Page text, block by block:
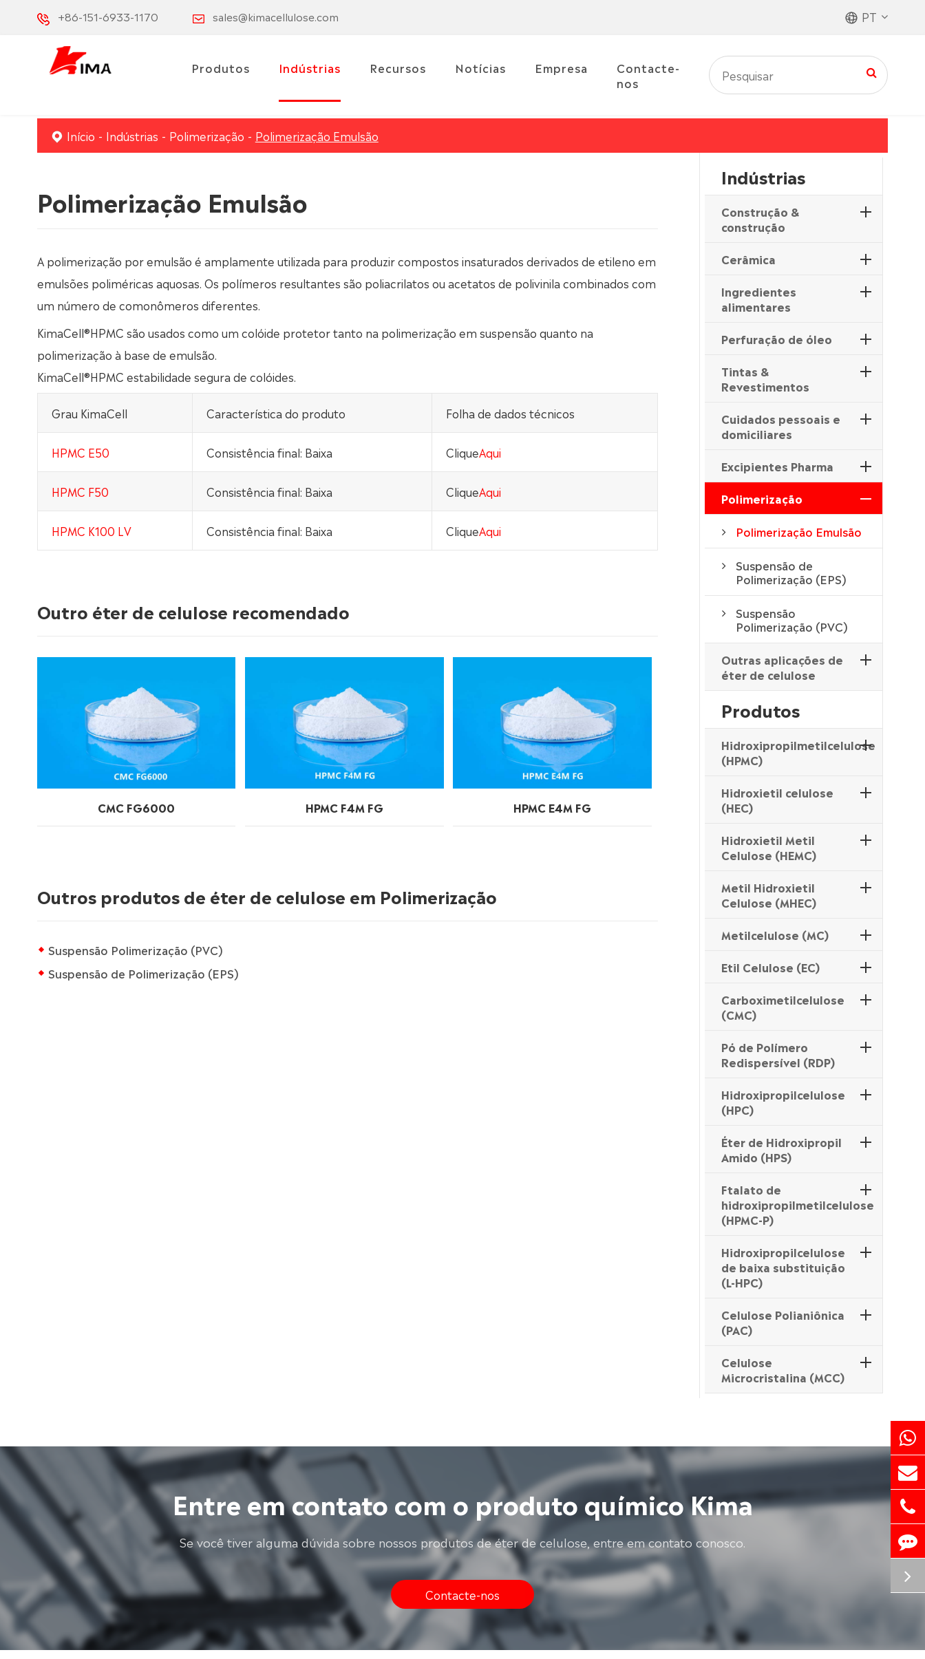
+86-151-6933-1170 sales@kimacellulose.com PT
Produtos Indústrias Recursos Notícias Empresa
Contacte-
nos
Início Indústrias Polimerização Polimerização Emulsão
Polimerização Emulsão
A polimerização por emulsão é amplamente utilizada para produzir compostos insaturados derivados de etileno em
emulsões poliméricas aquosas. Os polímeros resultantes são poliacrilatos ou acetatos de polivinila combinados com
um número de comonômeros diferentes.
KimaCell®HPMC são usados como um colóide protetor tanto na polimerização em suspensão quanto na
polimerização à base de emulsão.
KimaCell®HPMC estabilidade segura de colóides.
Grau KimaCell Característica do produto Folha de dados técnicos
HPMC E50 Consistência final: Baixa CliqueAqui
HPMC F50 Consistência final: Baixa CliqueAqui
HPMC K100 LV Consistência final: Baixa CliqueAqui
Outro éter de celulose recomendado
CMC FG6000 HPMC F4M FG HPMC E4M FG
Outros produtos de éter de celulose em Polimerização
Suspensão Polimerização (PVC)
Suspensão de Polimerização (EPS)
Indústrias
Construção &
construção
Cerâmica
Ingredientes
alimentares
Perfuração de óleo
Tintas &
Revestimentos
Cuidados pessoais e
domiciliares
Excipientes Pharma
Polimerização
Polimerização Emulsão
Suspensão de
Polimerização (EPS)
Suspensão
Polimerização (PVC)
Outras aplicações de
éter de celulose
Produtos
Hidroxipropilmetilcelulose
(HPMC)
Hidroxietil celulose
(HEC)
Hidroxietil Metil
Celulose (HEMC)
Metil Hidroxietil
Celulose (MHEC)
Metilcelulose (MC)
Etil Celulose (EC)
Carboximetilcelulose
(CMC)
Pó de Polímero
Redispersível (RDP)
Hidroxipropilcelulose
(HPC)
Éter de Hidroxipropil
Amido (HPS)
Ftalato de
hidroxipropilmetilcelulose
(HPMC-P)
Hidroxipropilcelulose
de baixa substituição
(L-HPC)
Celulose Polianiônica
(PAC)
Celulose
Microcristalina (MCC)
Entre em contato com o produto químico Kima
Se você tiver alguma dúvida sobre nossos produtos de éter de celulose, entre em contato conosco.
Contacte-nos